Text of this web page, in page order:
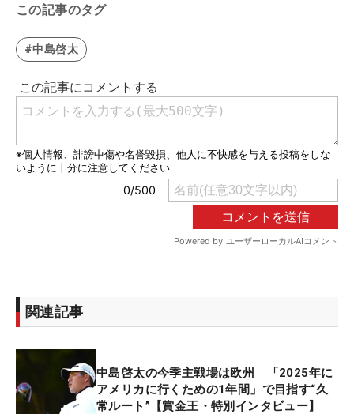
この記事のタグ
#中島啓太
関連記事
中島啓太の今季主戦場は欧州 「2025年に
アメリカに行くための1年間」で目指す“久
常ルート”【賞金王・特別インタビュー】